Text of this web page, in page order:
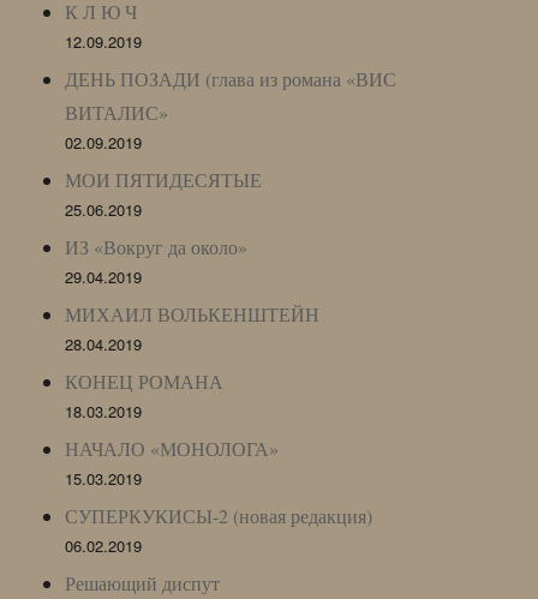
К Л Ю Ч
12.09.2019
ДЕНЬ ПОЗАДИ (глава из романа «ВИС
ВИТАЛИС»
02.09.2019
МОИ ПЯТИДЕСЯТЫЕ
25.06.2019
ИЗ «Вокруг да около»
29.04.2019
МИХАИЛ ВОЛЬКЕНШТЕЙН
28.04.2019
КОНЕЦ РОМАНА
18.03.2019
НАЧАЛО «МОНОЛОГА»
15.03.2019
СУПЕРКУКИСЫ-2 (новая редакция)
06.02.2019
Решающий диспут